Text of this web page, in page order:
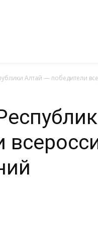
Алтай — победители